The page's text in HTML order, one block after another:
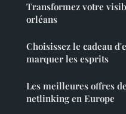
Transformez votre
orléans
Choisissez le cadeau
marquer les esprits
Les meilleures offres
netlinking en Europe